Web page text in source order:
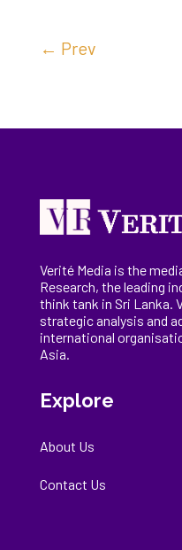
← Prev
Verité Media is the
Research, theleading
think tank in Sri Lanka.
strategic analysis and
international
Asia.
Explore
About Us
Contact Us